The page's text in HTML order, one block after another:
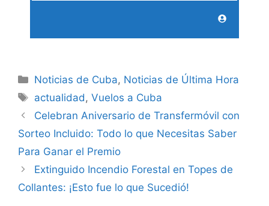
Categories
Noticias de Cuba, Noticias de Última Hora
Tags
actualidad,Vuelos a Cuba
Celebran Aniversario de Transfermóvil con
Sorteo Incluido: Todo lo que Necesitas Saber
Para Ganar el Premio
Extinguido Incendio Forestal en Topes de
Collantes: ¡Esto fue lo que Sucedió!